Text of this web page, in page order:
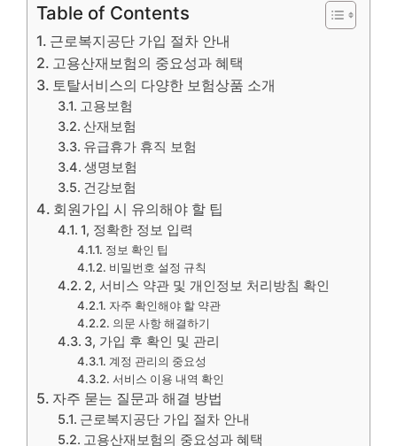
Table of Contents
근로복지공단 가입 절차 안내
고용산재보험의 중요성과 혜택
토탈서비스의 다양한 보험상품 소개
고용보험
산재보험
유급휴가 휴직 보험
생명보험
건강보험
회원가입 시 유의해야 할 팁
1, 정확한 정보 입력
정보 확인 팁
비밀번호 설정 규칙
2, 서비스 약관 및 개인정보 처리방침 확인
자주 확인해야 할 약관
의문 사항 해결하기
3, 가입 후 확인 및 관리
계정 관리의 중요성
서비스 이용 내역 확인
자주 묻는 질문과 해결 방법
근로복지공단 가입 절차 안내
고용산재보험의 중요성과 혜택